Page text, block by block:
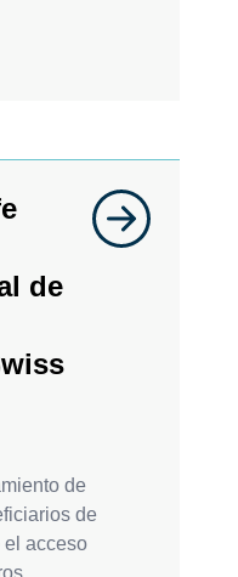
de
de
de
el acceso